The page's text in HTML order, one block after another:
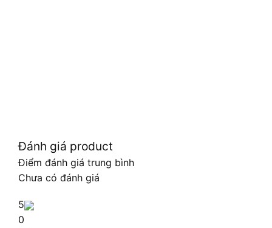
Đánh giá product
Điểm đánh giá trung bình
Chưa có đánh giá
5
0